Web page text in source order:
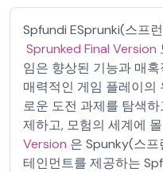
Spfundi ESprunki(스프
Sprunked Final Version
임은 향상된 기능과 매
매력적인 게임 플레이의
로운 도전 과제를 탐색
제하고, 모험의 세계에
Version 은 Spunky(스프
테인먼트를 제공하는